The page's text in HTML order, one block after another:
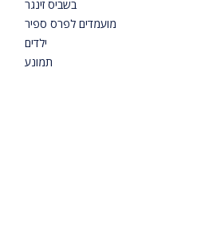
בשביס זינגר
מועמדים לפרס ספיר
ילדים
תמונע